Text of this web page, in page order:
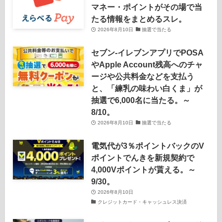
マネー・ポイントがその場で当
たる情報をまとめるスレ。
2026年8月10日 抽選で当たる
セブン-イレブンアプリでPOSA
やApple Account残高へのチャ
ージや公共料金などを支払う
と、「練乳の味わい白くま」が
抽選で6,000名に当たる。～
8/10。
2026年8月10日 抽選で当たる
電気代が3％ポイントバックのV
ポイントでんきを新規契約で
4,000Vポイントが貰える。～
9/30。
2026年8月10日
クレジットカード・キャッシュレス決済